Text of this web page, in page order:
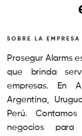
SOBRE LA EMPRESA
Prosegur Alarms
que brinda
empresas. En
Argentina,
Perú.
negocios